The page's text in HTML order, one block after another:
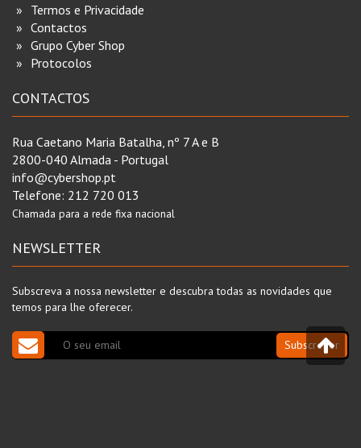
Termos e Privacidade
Contactos
Grupo Cyber Shop
Protocolos
CONTACTOS
Rua Caetano Maria Batalha, nº 7 A e B
2800-040 Almada - Portugal
info@cybershop.pt
Telefone: 212 720 013
Chamada para a rede fixa nacional
NEWSLETTER
Subscreva a nossa newsletter e descubra todas as novidades que
temos para lhe oferecer.
Subscrever